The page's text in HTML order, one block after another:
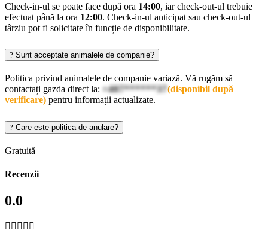
Check-in-ul se poate face după ora 14:00, iar check-out-ul trebuie
efectuat până la ora 12:00. Check-in-ul anticipat sau check-out-ul
târziu pot fi solicitate în funcție de disponibilitate.
Sunt acceptate animalele de companie?
Politica privind animalele de companie variază. Vă rugăm să
contactați gazda direct la: +407******37(disponibil după
verificare) pentru informații actualizate.
Care este politica de anulare?
Gratuită
Recenzii
0.0